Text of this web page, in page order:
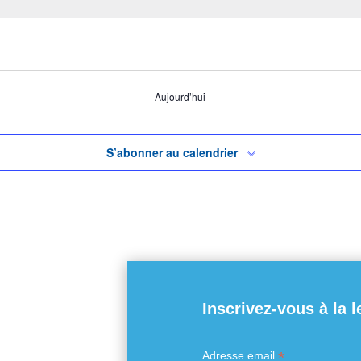
Aujourd’hui
S’abonner au calendrier
Inscrivez-vous à la
Adresse email